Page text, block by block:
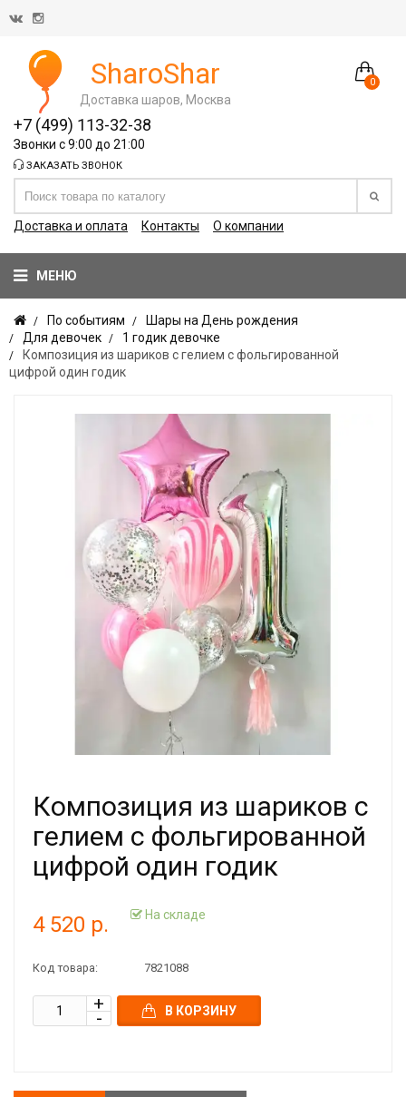
0
SharoShar
Доставка шаров, Москва
+7 (499) 113-32-38
Звонки с 9:00 до 21:00
ЗАКАЗАТЬ ЗВОНОК
Доставка и оплата Контакты О компании
МЕНЮ
По событиям
Шары на День рождения
Для девочек
1 годик девочке
Композиция из шариков с гелием с фольгированной
цифрой один годик
Композиция из шариков с
гелием с фольгированной
цифрой один годик
4 520 р. На складе
Код товара: 7821088
В КОРЗИНУ